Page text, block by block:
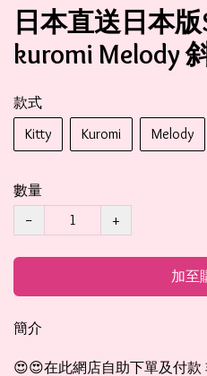
日本直送日本
kuromi Melody
款式
Kitty
Kuromi Melody
數量
−
+
加至
簡介
😍😍在此網店自助下單及付款